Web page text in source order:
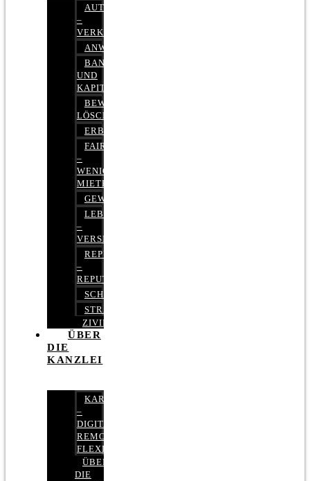
AUTOBETRUG
–
VERKEHRSRECHT
ANWALTSHAFTUNGSRECHT
BANK-
UND
KAPITALMARKTRECHT
BEWERTUNGEN
LÖSCHEN
ERBRECHT
FAIRMIETEN
–
WENIGER
MIETE
GEWERBERECHT
LEBENSVERSICHERUNG
–
VERSICHERUNGSRECHT
REPUTATIONSRECHT
–
REPUTATIONSMANAGEMENT
SCHUFARECHT
STRAFRECHT
ZIVILRECHT
ÜBER
DIE
KANZLEI
KARRIERE
–
DIGITAL,
REMOTE,
FLEXIBEL
ÜBER
DIE